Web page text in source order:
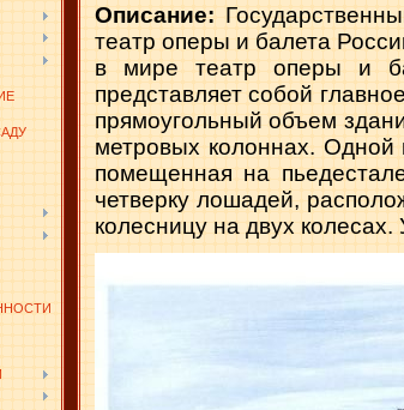
Описание:
театр оперы и балета
в мире театр оперы и
представляет собой
прямоугольный объем
метровых колоннах. Одной
помещенная на
четверку лошадей,
ко­лесницу на двух